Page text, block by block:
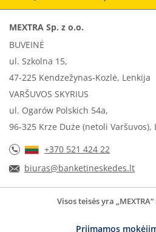
MEXTRA Sp. z o.o.
BUVEINĖ
ul. Szkolna 15,
47-225 Kendzežynas-Kozlė, Lenkija
VARŠUVOS SKYRIUS
ul. Ogarów Polskich 54a,
96-325 Krze Duże (netoli Varšuvos),
+370 521 424 22
biuras@banketineskedes.lt
Visos teisės yra
Priimamos